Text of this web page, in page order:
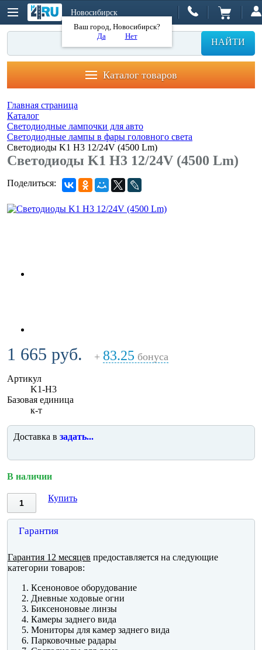
Новосибирск
Ваш город, Новосибирск?
Да
Нет
НАЙТИ
Каталог товаров
Главная страница
Каталог
Светодиодные лампочки для авто
Светодиодные лампы в фары головного света
Светодиоды K1 H3 12/24V (4500 Lm)
Светодиоды K1 H3 12/24V (4500 Lm)
Поделиться:
1 665 руб. + 83.25 бонуса
Артикул
K1-H3
Базовая единица
к-т
Доставка в задать...
В наличии
Купить
Гарантия
Гарантия 12 месяцев предоставляется на следующие
категории товаров:
Ксеноновое оборудование
Дневные ходовые огни
Биксеноновые линзы
Камеры заднего вида
Мониторы для камер заднего вида
Парковочные радары